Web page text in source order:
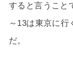
すると言うこと
～13は東京に行
だ。